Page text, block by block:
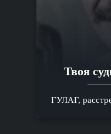
Твоя
ГУЛАГ,